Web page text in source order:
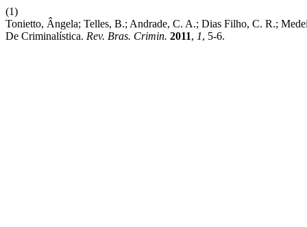
(1)
Tonietto, Ângela; Telles, B.; Andrade, C. A.; Dias Filho, C. R.;
De Criminalística. Rev. Bras. Crimin. 2011, 1, 5-6.